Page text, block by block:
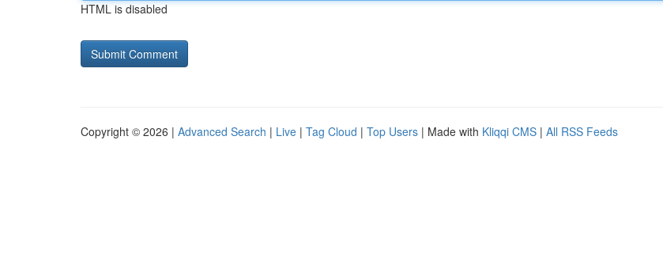
HTML is disabled
Copyright © 2026 | Advanced Search | Live | Tag Cloud | Top Users | Made with Kliqqi CMS | All RSS Feeds